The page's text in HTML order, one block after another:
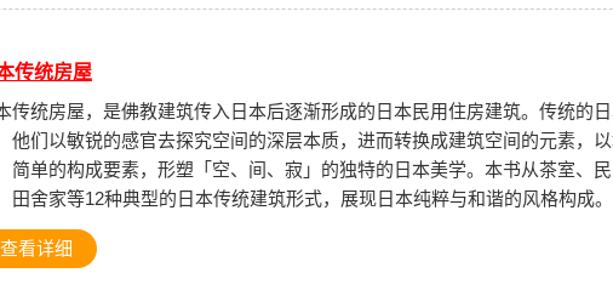
传统房屋
传统房屋，是佛教建筑传入日本后逐渐形成的日本民用住房建筑。传统的
他们以敏锐的感官去探究空间的深层本质，进而转换成建筑空间的元素，
简单的构成要素，形塑「空、间、寂」的独特的日本美学。本书从茶室、
田舍家等12种典型的日本传统建筑形式，展现日本纯粹与和谐的风格构成。
查看详细